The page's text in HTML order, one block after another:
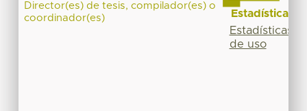
Director(es) de tesis, compilador(es) o
coordinador(es)
Estadísticas
Estadísticas
de uso